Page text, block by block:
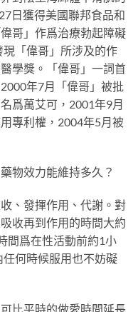
日獲得美國聯邦食品和
哥」作爲治療勃起障礙
「偉哥」所涉及的作
學獎。「偉哥」一詞首
年7月「偉哥」被批
爲萬艾可，2001年9月
專利權，2004年5月被
物效力能維持多久？
、發揮作用、代謝。對
收再到作用的時間大約
間爲在性活動前約1小
何時候服用也不妨礙
比平時的做愛時間延長